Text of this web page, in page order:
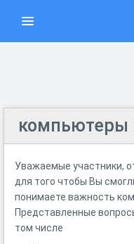
компьютеры
Уважаемые участники,
для того чтобы Вы
понимаете важность
Представленные
том числе